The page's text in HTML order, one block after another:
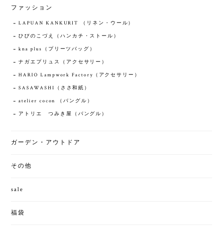
ファッション
LAPUAN KANKURIT （リネン・ウール）
ひびのこづえ（ハンカチ・ストール）
kna plus（プリーツバッグ）
ナガエプリュス（アクセサリー）
HARIO Lampwork Factory（アクセサリー）
SASAWASHI（ささ和紙）
atelier cocon （バングル）
アトリエ つみき屋（バングル）
ガーデン・アウトドア
その他
sale
福袋